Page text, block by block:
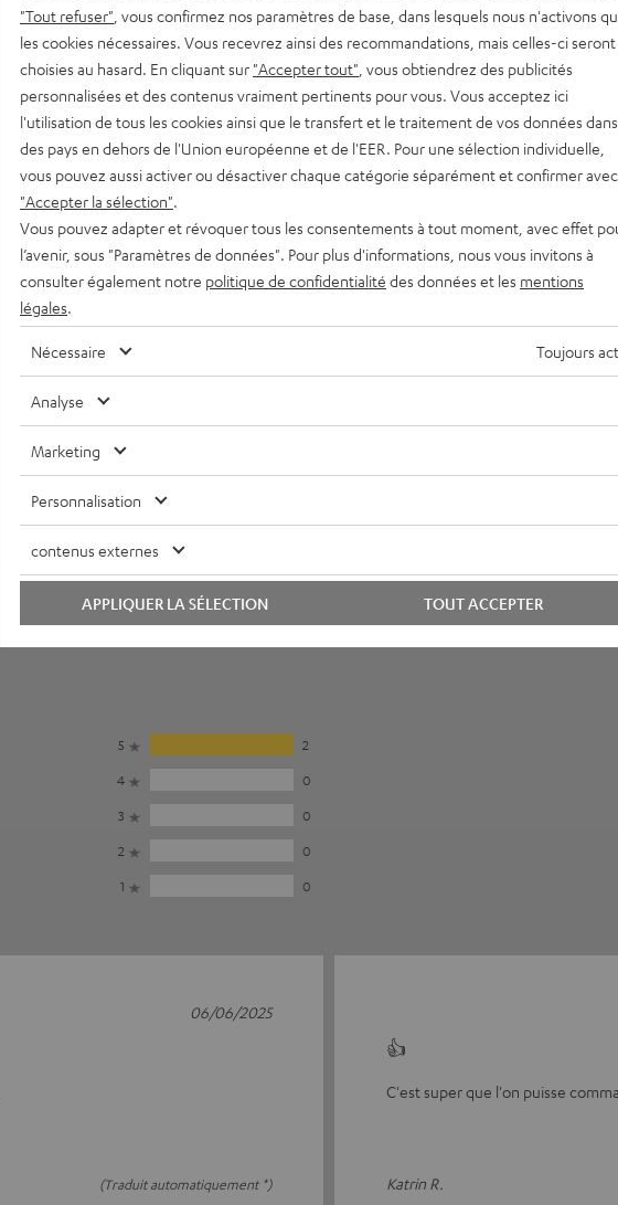
Etui de recharge pour AIRY TWS 2
Dimensions
Electronique
Connexions
5
2
4
0
3
0
2
0
1
0
(Traduit automatiquement *)
06/06/2025
👍
C'est super que l'on puisse
Katrin R.
"Tout refuser" , vous confirmez nos paramètres de base, dans lesquels nous n'activons
les cookies nécessaires. Vous recevrez ainsi des recommandations, mais celles-ci seront
choisies au hasard. En cliquant sur "Accepter tout" , vous obtiendrez des publicités
personnalisées et des contenus vraiment pertinents pour vous. Vous acceptez ici
l'utilisation de tous les cookies ainsi que le transfert et le traitement de vos données dans
des pays en dehors de l'Union européenne et de l'EER. Pour une sélection individuelle,
vous pouvez aussi activer ou désactiver chaque catégorie séparément et confirmer avec
"Accepter la sélection"
Vous pouvez adapter et révoquer tous les consentements à tout moment, avec effet
l’avenir, sous "Paramètres de données". Pour plus d'informations, nous vous invitons à
consulter également notre politique de confidentialité des données et les mentions
légales
Nécessaire Toujours
Analyse
Marketing
Personnalisation
contenus externes
TOUT ACCEPTER
APPLIQUER LA SÉLECTION